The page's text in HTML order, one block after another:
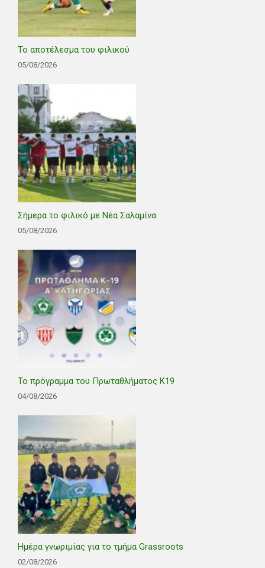
Το αποτέλεσμα του φιλικού
05/08/2026
Σήμερα το φιλικό με Νέα Σαλαμίνα
05/08/2026
Το πρόγραμμα του Πρωταθλήματος Κ19
04/08/2026
Ημέρα γνωριμίας για το τμήμα Grassroots
02/08/2026